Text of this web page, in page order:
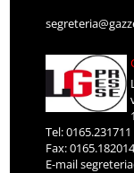
Tel: 0165.231711
Fax:
E-mail